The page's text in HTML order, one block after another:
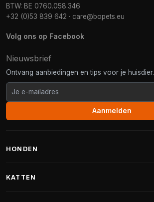
BTW: BE 0760.058.346
+32 (0)53 839 642 · care@bopets.eu
Volg ons op Facebook
Nieuwsbrief
Ontvang aanbiedingen en tips voor je huisdier.
Aanmelden
HONDEN
KATTEN